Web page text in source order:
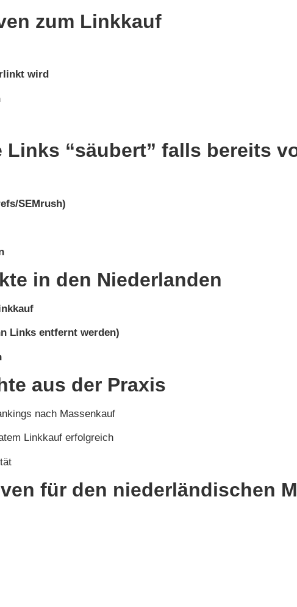
zum Linkkauf
wird
Links “säubert” falls bereits
SEMrush)
in den Niederlanden
Links entfernt werden)
aus der Praxis
nach Massenkauf
Linkkauf erfolgreich
für den niederländischen